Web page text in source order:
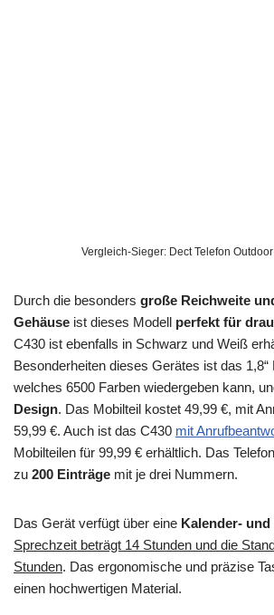
Vergleich-Sieger: Dect Telefon
Durch die besonders große Reichweite
Gehäuse ist dieses Modell perfekt für
C430 ist ebenfalls in Schwarz und Weiß
Besonderheiten dieses Gerätes ist das 1,8“
welches 6500 Farben wiedergeben kann,
Design. Das Mobilteil kostet 49,99 €, mit
59,99 €. Auch ist das C430 mit
Mobilteilen für 99,99 € erhältlich. Das
zu 200 Einträge mit je drei Nummern.
Das Gerät verfügt über eine Kalender-
Sprechzeit beträgt 14 Stunden und die
Stunden. Das ergonomische und präzise
einen hochwertigen Material.